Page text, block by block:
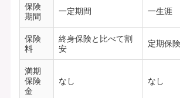
保険
期間
一定期間 一生涯
保険
料
終身保険と比べて割
安
定期保
満期
保険
金
なし なし